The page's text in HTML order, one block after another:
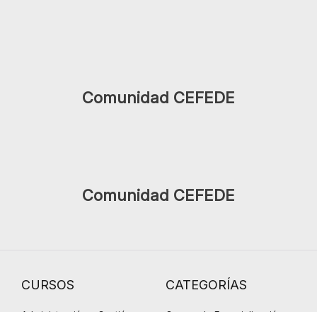
Comunidad CEFEDE
Comunidad CEFEDE
CURSOS CATEGORÍAS